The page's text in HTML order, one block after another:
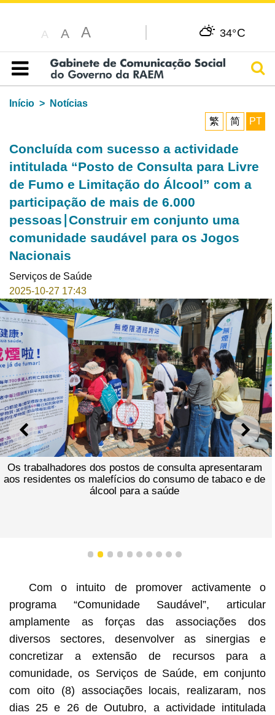
A A A 34°C
Índice
Início
Notícias
繁
简 PT
Concluída com sucesso a actividade
intitulada “Posto de Consulta para Livre
de Fumo e Limitação do Álcool” com a
participação de mais de 6.000
pessoas∣Construir em conjunto uma
comunidade saudável para os Jogos
Nacionais
Serviços de Saúde
2025-10-27 17:43
ANTERIOR
Os trabalhadores dos postos de consulta apresentaram
aos residentes os malefícios do consumo de tabaco e de
álcool para a saúde
1 2 3 4 5 6 7 8 9 10
Com o intuito de promover activamente o
programa “Comunidade Saudável”, articular
amplamente as forças das associações dos
diversos sectores, desenvolver as sinergias e
concretizar a extensão de recursos para a
comunidade, os Serviços de Saúde, em conjunto
com oito (8) associações locais, realizaram, nos
dias 25 e 26 de Outubro, a actividade intitulada